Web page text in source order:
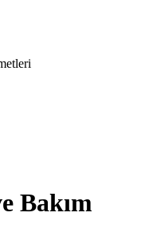
Bakım